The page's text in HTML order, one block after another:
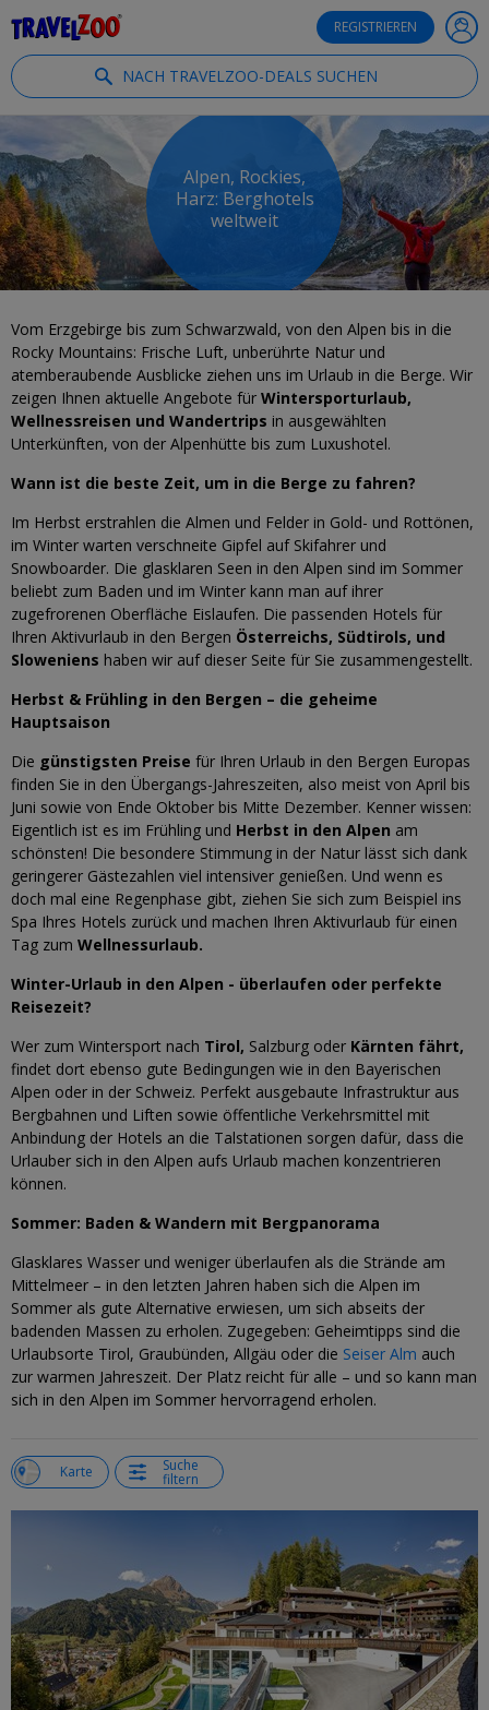
REGISTRIEREN
NACH TRAVELZOO-DEALS SUCHEN
Alpen, Rockies,
Harz: Berghotels
weltweit
Vom Erzgebirge bis zum Schwarzwald, von den Alpen bis in die
Rocky Mountains: Frische Luft, unberührte Natur und
atemberaubende Ausblicke ziehen uns im Urlaub in die Berge. Wir
zeigen Ihnen aktuelle Angebote für Wintersporturlaub,
Wellnessreisen und Wandertrips in ausgewählten
Unterkünften, von der Alpenhütte bis zum Luxushotel.
Wann ist die beste Zeit, um in die Berge zu fahren?
Im Herbst erstrahlen die Almen und Felder in Gold- und Rottönen,
im Winter warten verschneite Gipfel auf Skifahrer und
Snowboarder. Die glasklaren Seen in den Alpen sind im Sommer
beliebt zum Baden und im Winter kann man auf ihrer
zugefrorenen Oberfläche Eislaufen. Die passenden Hotels für
Ihren Aktivurlaub in den Bergen Österreichs, Südtirols, und
Sloweniens haben wir auf dieser Seite für Sie zusammengestellt.
Herbst & Frühling in den Bergen – die geheime
Hauptsaison
Die günstigsten Preise für Ihren Urlaub in den Bergen Europas
finden Sie in den Übergangs-Jahreszeiten, also meist von April bis
Juni sowie von Ende Oktober bis Mitte Dezember. Kenner wissen:
Eigentlich ist es im Frühling und Herbst in den Alpen am
schönsten! Die besondere Stimmung in der Natur lässt sich dank
geringerer Gästezahlen viel intensiver genießen. Und wenn es
doch mal eine Regenphase gibt, ziehen Sie sich zum Beispiel ins
Spa Ihres Hotels zurück und machen Ihren Aktivurlaub für einen
Tag zum Wellnessurlaub.
Winter-Urlaub in den Alpen - überlaufen oder perfekte
Reisezeit?
Wer zum Wintersport nach Tirol, Salzburg oder Kärnten fährt,
findet dort ebenso gute Bedingungen wie in den Bayerischen
Alpen oder in der Schweiz. Perfekt ausgebaute Infrastruktur aus
Bergbahnen und Liften sowie öffentliche Verkehrsmittel mit
Anbindung der Hotels an die Talstationen sorgen dafür, dass die
Urlauber sich in den Alpen aufs Urlaub machen konzentrieren
können.
Sommer: Baden & Wandern mit Bergpanorama
Glasklares Wasser und weniger überlaufen als die Strände am
Mittelmeer – in den letzten Jahren haben sich die Alpen im
Sommer als gute Alternative erwiesen, um sich abseits der
badenden Massen zu erholen. Zugegeben: Geheimtipps sind die
Urlaubsorte Tirol, Graubünden, Allgäu oder die Seiser Alm auch
zur warmen Jahreszeit. Der Platz reicht für alle – und so kann man
sich in den Alpen im Sommer hervorragend erholen.
Karte Suche
filtern